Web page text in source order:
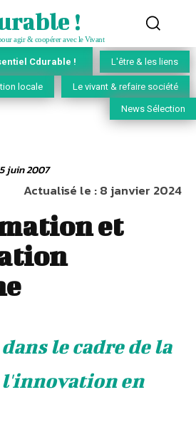
!
agir & coopérer avec le Vivant
Cdurable ! L'être & les liens
locale Le vivant & refaire société
News Sélection
juin 2007
Actualisé le :8 janvier 2024
et
le cadre de la
l'innovation en